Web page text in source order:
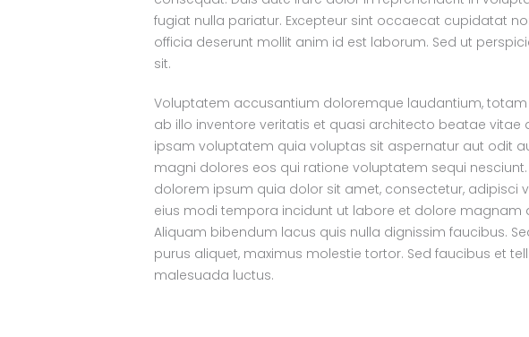
fugiat nulla pariatur. Excepteur sint occaecat cupidatat
officia deserunt mollit anim id est laborum. Sed ut
sit.
Voluptatem accusantium doloremque laudantium,
ab illo inventore veritatis et quasi architecto beatae vitae
ipsam voluptatem quia voluptas sit aspernatur aut odit
magni dolores eos qui ratione voluptatem sequi
dolorem ipsum quia dolor sit amet, consectetur, adipisci
eius modi tempora incidunt ut labore et dolore
Aliquam bibendum lacus quis nulla dignissim faucibus.
purus aliquet, maximus molestie tortor. Sed faucibus et
malesuada luctus.